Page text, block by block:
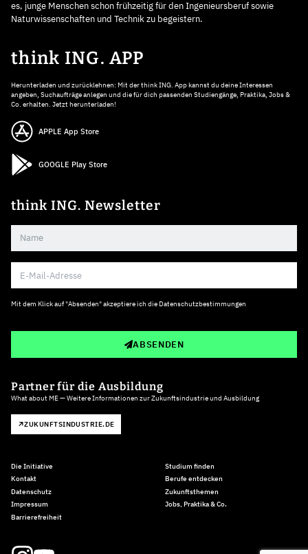
es, junge Menschen schon frühzeitig für den Ingenieursberuf sowie
Naturwissenschaften und Technik zu begeistern.
think ING. APP
Herunterladen und zurücklehnen: Mit der think ING. App kannst du deine Interessen
angeben, Suchaufträge anlegen und die für dich passenden Studiengänge, Praktika, Jobs &
Co. erhalten. Jetzt herunterladen!
APPLE App Store
GOOGLE Play Store
think ING. Newsletter
Mit dem Klick auf "Absenden" akzeptiere ich die Datenschutzbestimmungen
ABSENDEN
Partner für die Ausbildung
What about ME — Weitere Informationen zur Zukunftsindustrie und Ausbildung
ZUKUNFTSINDUSTRIE.DE
Die Initiative
Kontakt
Datenschutz
Impressum
Barrierefreiheit
Studium finden
Berufe entdecken
Zukunftsthemen
Jobs, Praktika & Co.